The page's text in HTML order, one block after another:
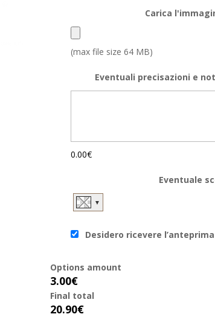
Carica
(max file size 64 MB)
Eventuali precisazioni e
0.00€
Eventuale
▼
Desidero ricevere
Options amount
3.00€
Final total
20.90€